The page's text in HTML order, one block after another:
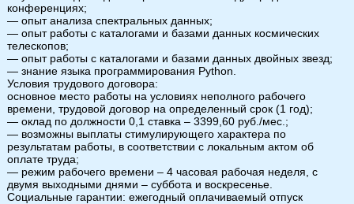
конференциях;
— опыт анализа спектральных данных;
— опыт работы с каталогами и базами данных космических
телескопов;
— опыт работы с каталогами и базами данных двойных звезд;
— знание языка программирования Python.
Условия трудового договора:
основное место работы на условиях неполного рабочего
времени, трудовой договор на определенный срок (1 год);
— оклад по должности 0,1 ставка – 3399,60 руб./мес.;
— возможны выплаты стимулирующего характера по
результатам работы, в соответствии с локальным актом об
оплате труда;
— режим рабочего времени – 4 часовая рабочая неделя, с
двумя выходными днями – суббота и воскресенье.
Социальные гарантии: ежегодный оплачиваемый отпуск